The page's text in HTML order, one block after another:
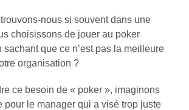
nous si souvent dans une
choisissons de jouer au poker
sachant que ce n’est pas la meilleure
organisation ?
ce besoin de « poker », imaginons
pour le manager qui a visé trop juste